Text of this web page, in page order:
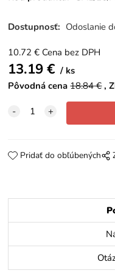
Dostupnosť: Odoslanie
10.72 € Cena bez DPH
13.19€
ks
Pôvodná cena 18.84€
Pridať do obľúbených